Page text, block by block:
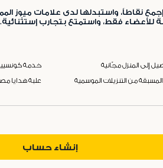
نقاطاً، واستبدلها لدى علامات ميوز
فقط، واستمتع بتجارب إستثنائية.
إلى المنزل مجّانية خدمة
المسبقة من التنزيلات الموسمية علبة هدايا
إنشاء حساب